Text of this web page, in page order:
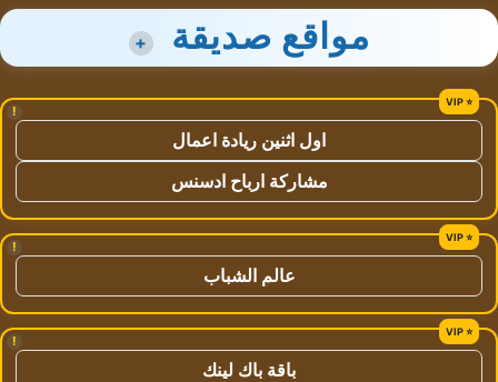
مواقع صديقة +
!
اول اثنين ريادة اعمال
مشاركة ارباح ادسنس
!
عالم الشباب
!
باقة باك لينك